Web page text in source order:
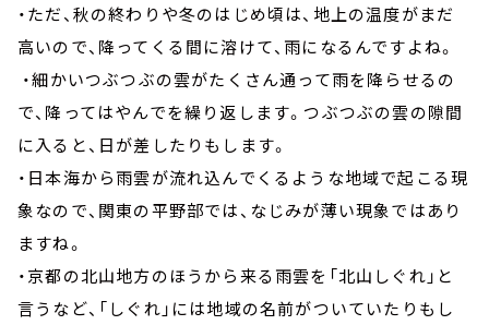
・ただ、秋の終わりや冬のはじめ頃は、地上の温度がまだ
高いので、降ってくる間に溶けて、雨になるんですよね。
・細かいつぶつぶの雲がたくさん通って雨を降らせるの
で、降ってはやんでを繰り返します。つぶつぶの雲の隙間
に入ると、日が差したりもします。
・日本海から雨雲が流れ込んでくるような地域で起こる現
象なので、関東の平野部では、なじみが薄い現象ではあり
ますね。
・京都の北山地方のほうから来る雨雲を「北山しぐれ」と
言うなど、「しぐれ」には地域の名前がついていたりもし